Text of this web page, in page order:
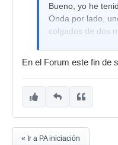
Bueno, yo he
Onda por lado,
colgados de dos
En el Forum este fin de
« Ir a PA iniciación